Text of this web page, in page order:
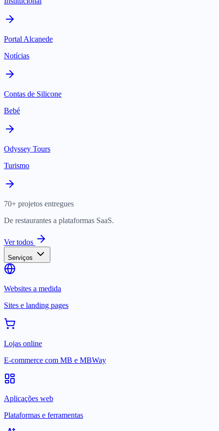
Portal Alcanede
Notícias
Contas de Silicone
Bebé
Odyssey Tours
Turismo
70+ projetos entregues
De restaurantes a plataformas SaaS.
Ver todos
Serviços
Websites a medida
Sites e landing pages
Lojas online
E-commerce com MB e MBWay
Aplicações web
Plataformas e ferramentas